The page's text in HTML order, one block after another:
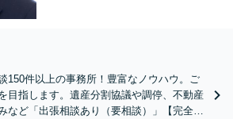
150件以上の事務所！豊富なノウハウ。ご
目指します。遺産分割協議や調停、不動産
など「出張相談あり（要相談）」【完全個